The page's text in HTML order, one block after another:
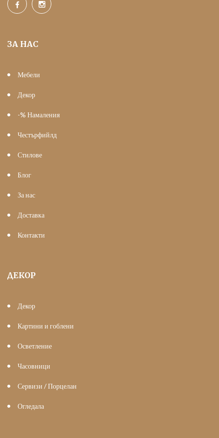
ЗА НАС
Мебели
Декор
-% Намаления
Честърфийлд
Стилове
Блог
За нас
Доставка
Контакти
ДЕКОР
Декор
Картини и гоблени
Осветление
Часовници
Сервизи / Порцелан
Огледала